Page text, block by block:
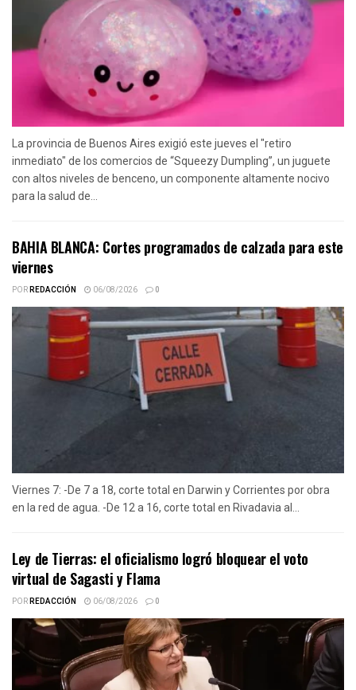
La provincia de Buenos Aires exigió este jueves el "retiro
inmediato" de los comercios de “Squeezy Dumpling”, un juguete
con altos niveles de benceno, un componente altamente nocivo
para la salud de...
BAHIA BLANCA: Cortes programados de calzada para este
viernes
PORREDACCIÓN 06/08/2026 0
Viernes 7: -De 7 a 18, corte total en Darwin y Corrientes por obra
en la red de agua. -De 12 a 16, corte total en Rivadavia al...
Ley de Tierras: el oficialismo logró bloquear el voto
virtual de Sagasti y Flama
PORREDACCIÓN 06/08/2026 0